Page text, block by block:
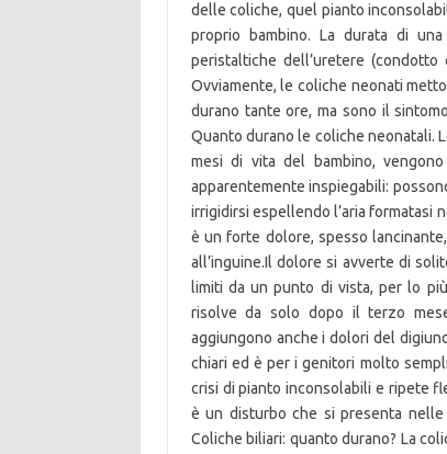
delle coliche, quel pianto
proprio bambino. La durata di
peristaltiche dell’uretere
Ovviamente, le coliche neonati
durano tante ore, ma sono il
Quanto durano le coliche neonatali.
mesi di vita del bambino,
apparentemente inspiegabili:
irrigidirsi espellendo l’aria formatasi
è un forte dolore, spesso
all’inguine.Il dolore si avverte di
limiti da un punto di vista, per lo
risolve da solo dopo il terzo
aggiungono anche i dolori del
chiari ed è per i genitori molto
crisi di pianto inconsolabili e ripete
è un disturbo che si presenta
Coliche biliari: quanto durano? La